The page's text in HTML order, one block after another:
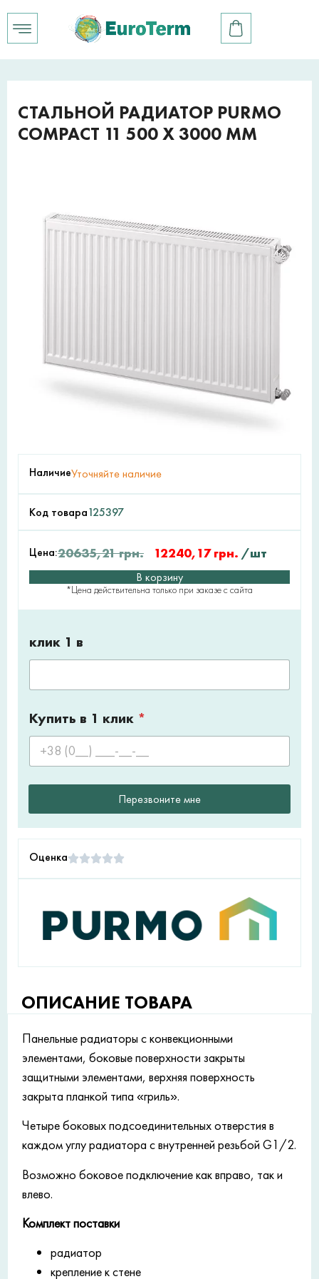
СТАЛЬНОЙ РАДИАТОР PURMO
COMPACT 11 500 X 3000 ММ
НаличиеУточняйте наличие
Код товара125397
Цена:20635,21грн. 12240,17грн. /шт
В корзину
*Цена действительна только при заказе с сайта
клик 1 в
Купить в 1 клик *
Перезвоните мне
Оценка
ОПИСАНИЕ ТОВАРА
Панельные радиаторы с конвекционными
элементами, боковые поверхности закрыты
защитными элементами, верхняя поверхность
закрыта планкой типа «гриль».
Четыре боковых подсоединительных отверстия в
каждом углу радиатора с внутренней резьбой G1/2.
Возможно боковое подключение как вправо, так и
влево.
Комплект поставки
радиатор
крепление к стене